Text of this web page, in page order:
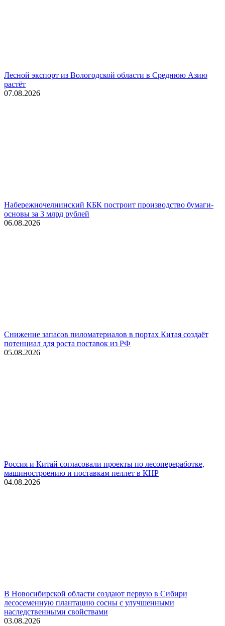
Лесной экспорт из Вологодской области в Среднюю Азию
растёт
07.08.2026
Набережночелнинский КБК построит производство бумаги-
основы за 3 млрд рублей
06.08.2026
Снижение запасов пиломатериалов в портах Китая создаёт
потенциал для роста поставок из РФ
05.08.2026
Россия и Китай согласовали проекты по лесопереработке,
машиностроению и поставкам пеллет в КНР
04.08.2026
В Новосибирской области создают первую в Сибири
лесосеменную плантацию сосны с улучшенными
наследственными свойствами
03.08.2026